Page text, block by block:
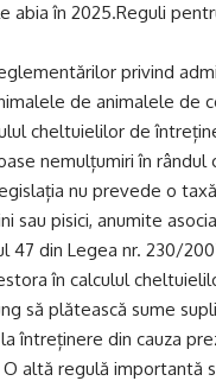
abia în 2025.Reguli
privind
de animalele de
cheltuielilor de
nemulțumiri în rândul
nu prevede o
sau pisici, anumite
47 din Legea nr. 230/
în calculul
să plătească sume
întreținere din cauza
altă regulă importantă